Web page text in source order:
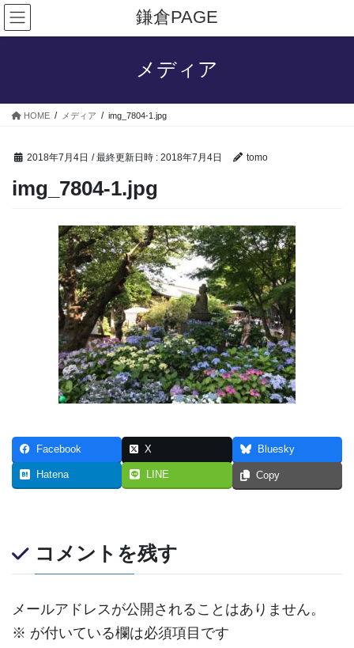
コ
ン
テ
ス
ナ
ビ
ゲ
ン
鎌倉PAGE
メディア
HOME メディア img_7804-1.jpg
2018年7月4日 / 最終更新日時 : 2018年7月4日 tomo
img_7804-1.jpg
Facebook X Bluesky
Hatena LINE Copy
コメントを残す
メールアドレスが公開されることはありません。
※ が付いている欄は必須項目です